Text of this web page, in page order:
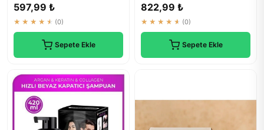
597,99 ₺
★★★★★ (0)
Sepete Ekle
822,99 ₺
★★★★★ (0)
Sepete Ekle